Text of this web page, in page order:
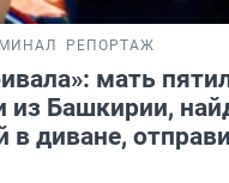
РЕПОРТАЖ
мать
из Башкирии,
в диване,